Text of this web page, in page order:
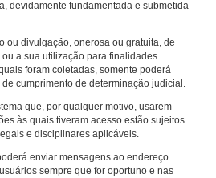
devidamente fundamentada e submetida
ou divulgação, onerosa ou gratuita, de
a sua utilização para finalidades
foram coletadas, somente poderá
cumprimento de determinação judicial.
que, por qualquer motivo, usarem
às quais tiveram acesso estão sujeitos
e disciplinares aplicáveis.
enviar mensagens ao endereço
sempre que for oportuno e nas